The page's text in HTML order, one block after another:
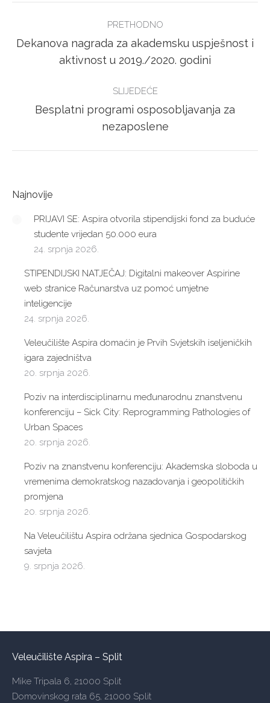
NAVIGATION
PRETHODNO
Previous
post:
Dekanova nagrada za akademsku uspješnost i
aktivnost u 2019./2020. godini
SLIJEDEĆE
Next
post:
Besplatni programi osposobljavanja za
nezaposlene
Najnovije
PRIJAVI SE: Aspira otvorila stipendijski fond za buduće
studente vrijedan 50.000 eura
24. srpnja 2026.
STIPENDIJSKI NATJEČAJ: Digitalni makeover Aspirine
web stranice Računarstva uz pomoć umjetne
inteligencije
24. srpnja 2026.
Veleučilište Aspira domaćin je Prvih Svjetskih iseljeničkih
igara zajedništva
20. srpnja 2026.
Poziv na interdisciplinarnu međunarodnu znanstvenu
konferenciju – Sick City: Reprogramming Pathologies of
Urban Spaces
20. srpnja 2026.
Poziv na znanstvenu konferenciju: Akademska sloboda u
vremenima demokratskog nazadovanja i geopolitičkih
promjena
20. srpnja 2026.
Na Veleučilištu Aspira održana sjednica Gospodarskog
savjeta
9. srpnja 2026.
Veleučilište Aspira – Split
Mike Tripala 6, 21000 Split
Domovinskog rata 65, 21000 Split